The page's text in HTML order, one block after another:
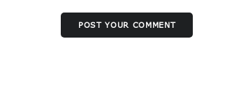
POST YOUR COMMENT